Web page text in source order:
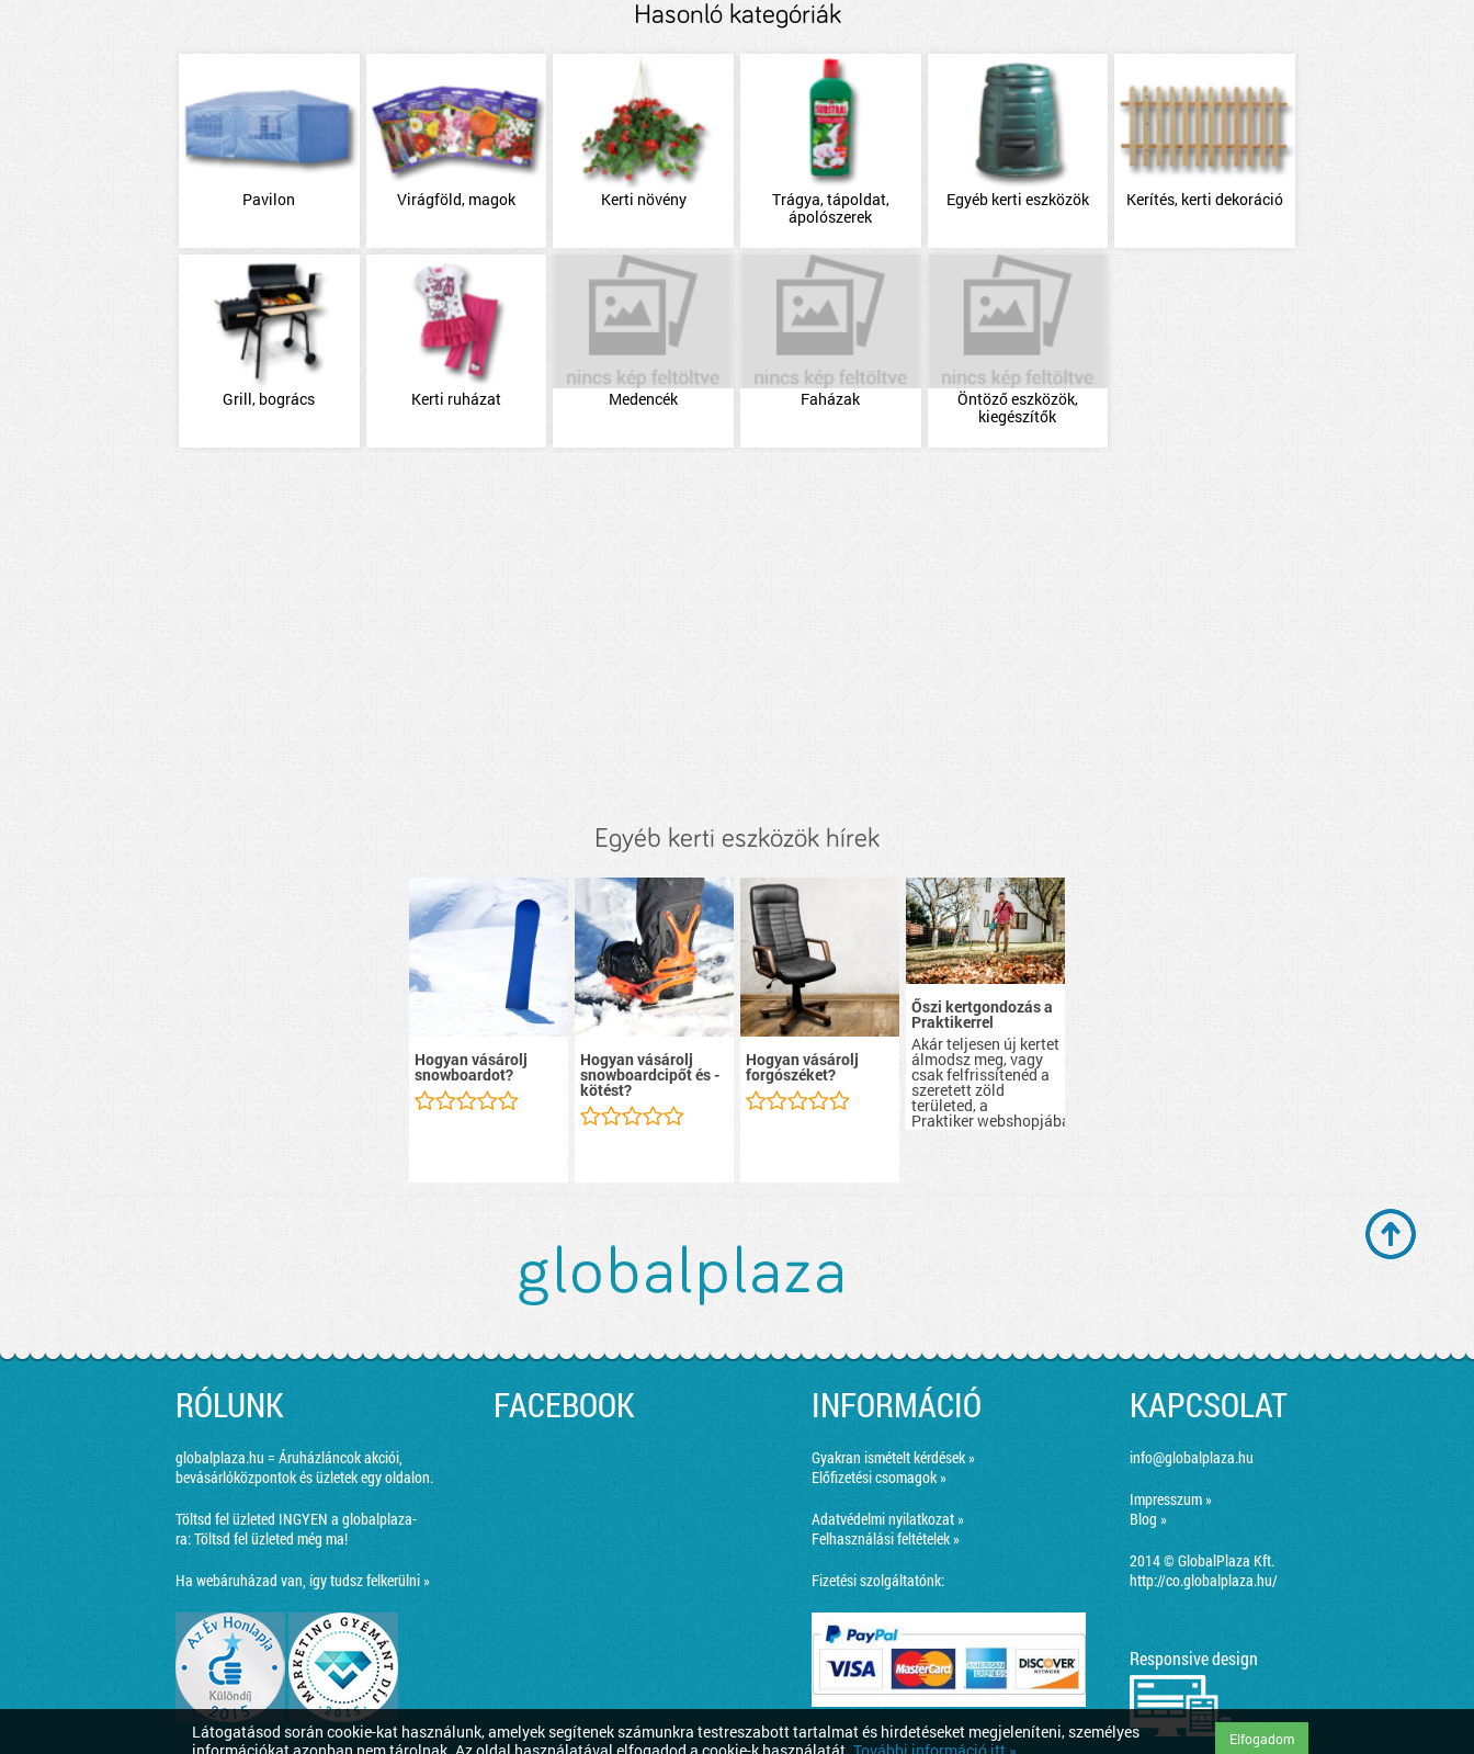
Látogatásod során cookie-kat használunk, amelyek segítenek számunkra testreszabott tartalmat és hirdetéseket megjeleníteni, személyes
Elfogadom
Hasonló kategóriák
Pavilon Virágföld, magok Kerti növény
Trágya, tápoldat,
ápolószerek
Egyéb kerti eszközök Kerítés, kerti dekoráció
Grill, bogrács Kerti ruházat Medencék Faházak
Öntöző eszközök,
kiegészítők
Egyéb kerti eszközök hírek
Hogyan vásárolj
snowboardot?
Hogyan vásárolj
snowboardcipőt és -
kötést?
Hogyan vásárolj
forgószéket?
Őszi kertgondozás a
Praktikerrel
Akár teljesen új kertet
álmodsz meg, vagy
csak felfrissítenéd a
szeretett zöld
területed, a
Praktiker webshopjában
minden elemet
RÓLUNK
globalplaza.hu = Áruházláncok akciói,
bevásárlóközpontok és üzletek egy oldalon.
Töltsd fel üzleted INGYEN a globalplaza-
ra:Töltsd fel üzleted még ma!
Ha webáruházad van, így tudsz felkerülni »
FACEBOOK INFORMÁCIÓ
Gyakran ismételt kérdések »
Előfizetési csomagok »
Adatvédelmi nyilatkozat »
Felhasználási feltételek »
Fizetési szolgáltatónk:
KAPCSOLAT
info@globalplaza.hu
Impresszum »
Blog »
2014 © GlobalPlaza Kft.
http://co.globalplaza.hu/
Responsive design